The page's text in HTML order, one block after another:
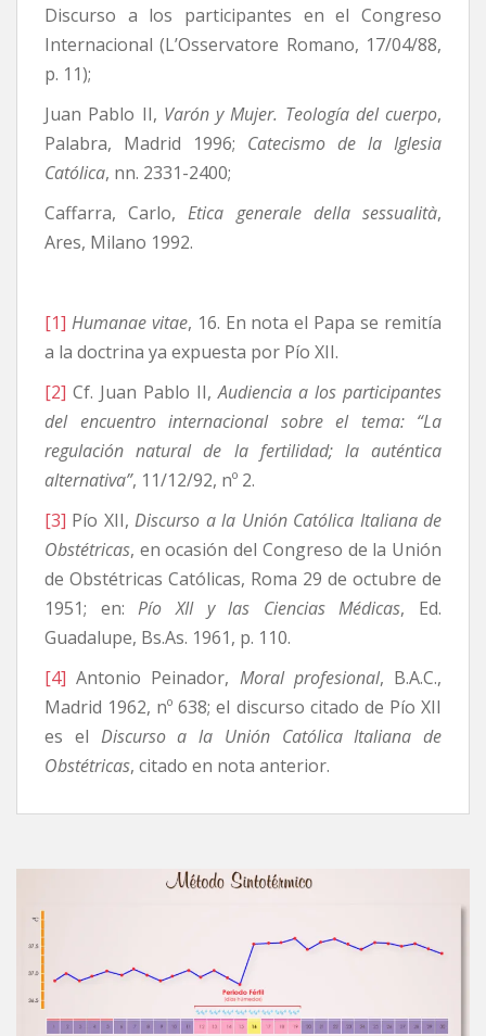
Discurso a los participantes en el Congreso
Internacional (L’Osservatore Romano, 17/04/88,
p. 11);
Juan Pablo II, Varón y Mujer. Teología del cuerpo,
Palabra, Madrid 1996; Catecismo de la Iglesia
Católica, nn. 2331-2400;
Caffarra, Carlo,Etica generale della sessualità,
Ares, Milano 1992.
[1] Humanae vitae, 16. En nota el Papa se remitía
a la doctrina ya expuesta por Pío XII.
[2] Cf. Juan Pablo II,Audiencia a los participantes
del encuentro internacional sobre el tema: “La
regulación natural de la fertilidad; la auténtica
alternativa”, 11/12/92, nº 2.
[3] Pío XII, Discurso a la Unión Católica Italiana de
Obstétricas, en ocasión del Congreso de la Unión
de Obstétricas Católicas, Roma 29 de octubre de
1951; en:Pío XII y las Ciencias Médicas, Ed.
Guadalupe, Bs.As. 1961, p. 110.
[4] Antonio Peinador, Moral profesional, B.A.C.,
Madrid 1962, nº 638; el discurso citado de Pío XII
es el Discurso a la Unión Católica Italiana de
Obstétricas, citado en nota anterior.